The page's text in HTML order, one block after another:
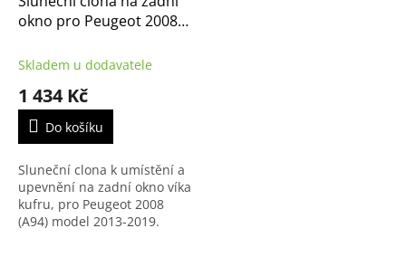
okno pro Peugeot 2008
Skladem u dodavatele
1 434 Kč
Do košíku
Sluneční clona k umístění a
upevnění na zadní okno víka
kufru, pro Peugeot 2008
(A94) model 2013-2019.